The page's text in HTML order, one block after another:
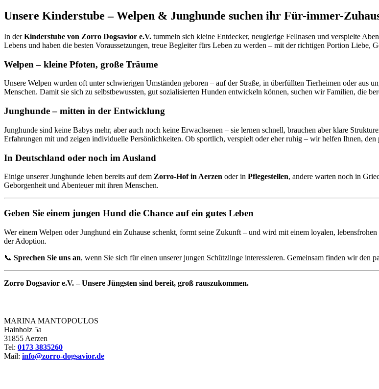
Unsere Kinderstube – Welpen & Junghunde suchen ihr Für-immer-
In derKinderstube von Zorro Dogsavior e.V. tummeln sich kleine Entdecker, neugierige Fellnasen und verspielte
Lebens und haben die besten Voraussetzungen, treue Begleiter fürs Leben zu werden – mit der richtigen Portion Liebe,
Welpen – kleine Pfoten, große Träume
Unsere Welpen wurden oft unter schwierigen Umständen geboren – auf der Straße, in überfüllten Tierheimen oder aus
Menschen. Damit sie sich zu selbstbewussten, gut sozialisierten Hunden entwickeln können, suchen wir Familien, die
Junghunde – mitten in der Entwicklung
Junghunde sind keine Babys mehr, aber auch noch keine Erwachsenen – sie lernen schnell, brauchen aber klare
Erfahrungen mit und zeigen individuelle Persönlichkeiten. Ob sportlich, verspielt oder eher ruhig – wir helfen Ihnen,
In Deutschland oder noch im Ausland
Einige unserer Junghunde leben bereits auf dem Zorro-Hof in Aerzen oder in Pflegestellen, andere warten noch in
Geborgenheit und Abenteuer mit ihren Menschen.
Geben Sie einem jungen Hund die Chance auf ein gutes Leben
Wer einem Welpen oder Junghund ein Zuhause schenkt, formt seine Zukunft – und wird mit einem loyalen,
der Adoption.
📞 Sprechen Sie uns an, wenn Sie sich für einen unserer jungen Schützlinge interessieren. Gemeinsam finden wir den
Zorro Dogsavior e.V. – Unsere Jüngsten sind bereit, groß rauszukommen.
MARINA MANTOPOULOS
Hainholz 5a
31855 Aerzen
Tel: 0173 3835260
Mail: info@zorro-dogsavior.de